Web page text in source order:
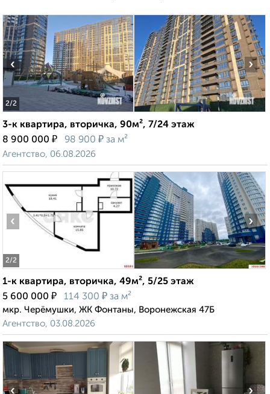
2/2
‹ ›
3-к квартира, вторичка, 90м², 7/24 этаж
8 900 000 ₽ 98 900 ₽ за м²
Агентство, 06.08.2026
2/2
‹ ›
1-к квартира, вторичка, 49м², 5/25 этаж
5 600 000 ₽ 114 300 ₽ за м²
мкр. Черёмушки, ЖК Фонтаны, Воронежская 47Б
Агентство, 03.08.2026
‹ ›